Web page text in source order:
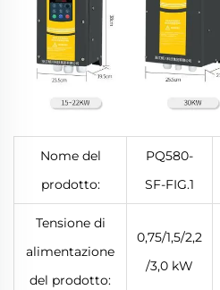
Nome del
prodotto:
PQ580-
SF-FIG.1
Tensione di
alimentazione
del prodotto:
0,75/1,5/2,2
/3,0 kW